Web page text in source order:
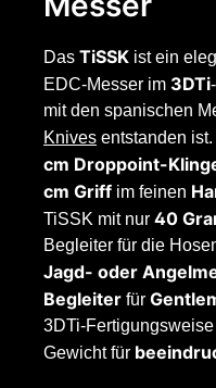
Das TiSSK ist ein
EDC-Messer im 3DTi
mit den spanischen
Knives entstanden
cm Droppoint-
cm Griff im feinen
TiSSK mit nur 40
Begleiter für die
Jagd- oder
Begleiter für
3DTi-
Gewicht für